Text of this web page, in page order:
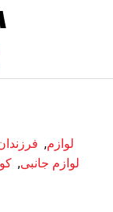
لوازم,
لوازم جانبی,